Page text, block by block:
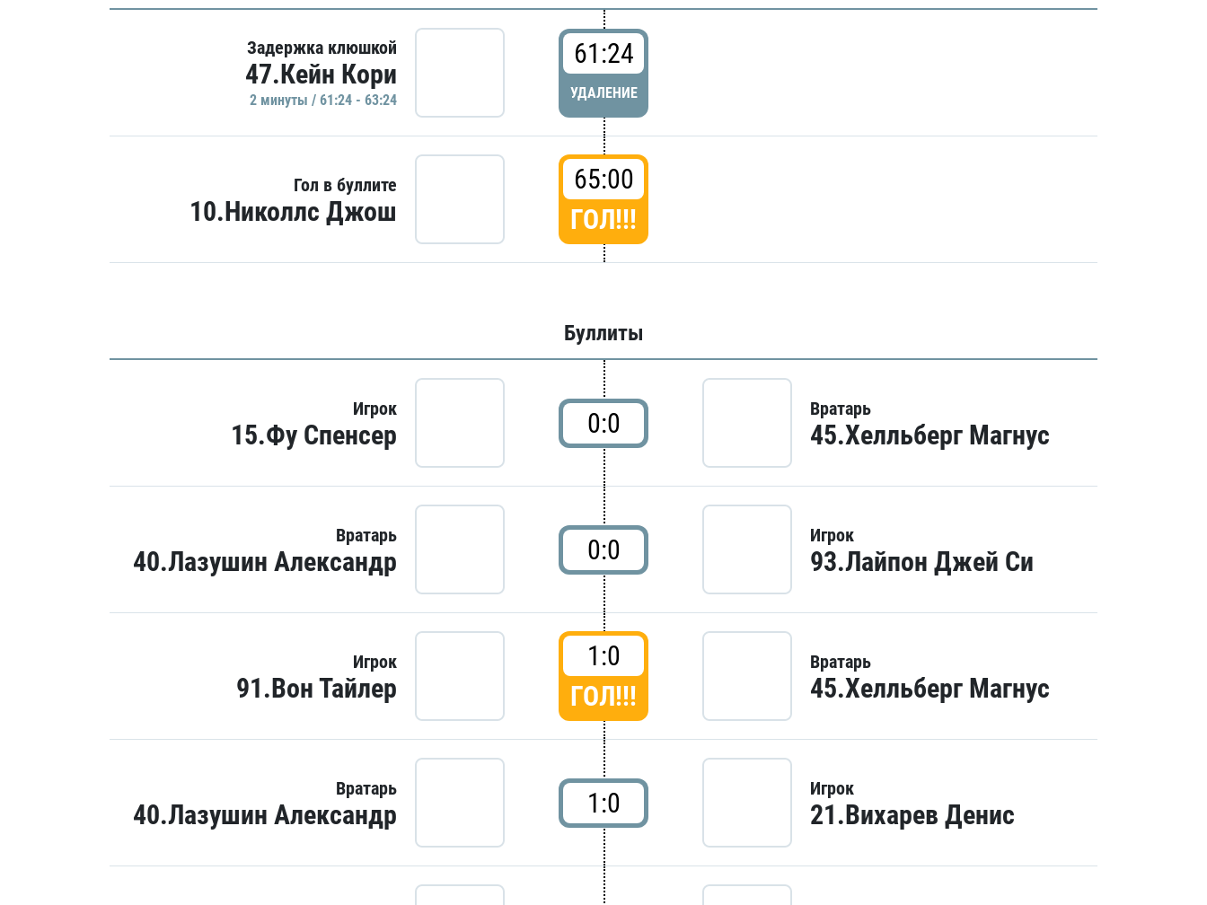
Задержка клюшкой
47.Кейн Кори
2 минуты / 61:24 - 63:24
61:24
УДАЛЕНИЕ
Гол в буллите
10.Николлс Джош
65:00
ГОЛ!!!
Буллиты
Игрок
15.Фу Спенсер 0:0 Вратарь
45.Хелльберг Магнус
Вратарь
40.Лазушин Александр 0:0 Игрок
93.Лайпон Джей Си
Игрок
91.Вон Тайлер
1:0
ГОЛ!!!
Вратарь
45.Хелльберг Магнус
Вратарь
40.Лазушин Александр 1:0 Игрок
21.Вихарев Денис